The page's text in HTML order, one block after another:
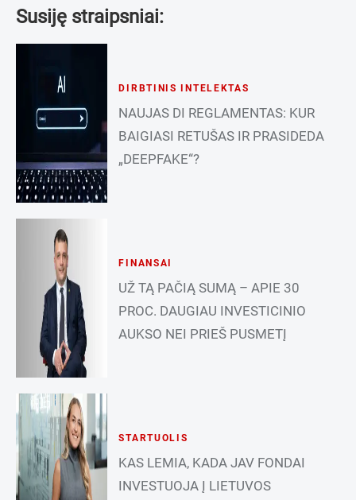
Susiję straipsniai:
DIRBTINIS INTELEKTAS
NAUJAS DI REGLAMENTAS: KUR
BAIGIASI RETUŠAS IR PRASIDEDA
„DEEPFAKE“?
FINANSAI
UŽ TĄ PAČIĄ SUMĄ – APIE 30
PROC. DAUGIAU INVESTICINIO
AUKSO NEI PRIEŠ PUSMETĮ
STARTUOLIS
KAS LEMIA, KADA JAV FONDAI
INVESTUOJA Į LIETUVOS